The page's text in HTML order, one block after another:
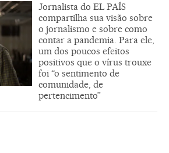
Jornalista do EL PAÍS
compartilha sua visão sobre
o jornalismo e sobre como
contar a pandemia. Para ele,
um dos poucos efeitos
positivos que o vírus trouxe
foi “o sentimento de
comunidade, de
pertencimento”